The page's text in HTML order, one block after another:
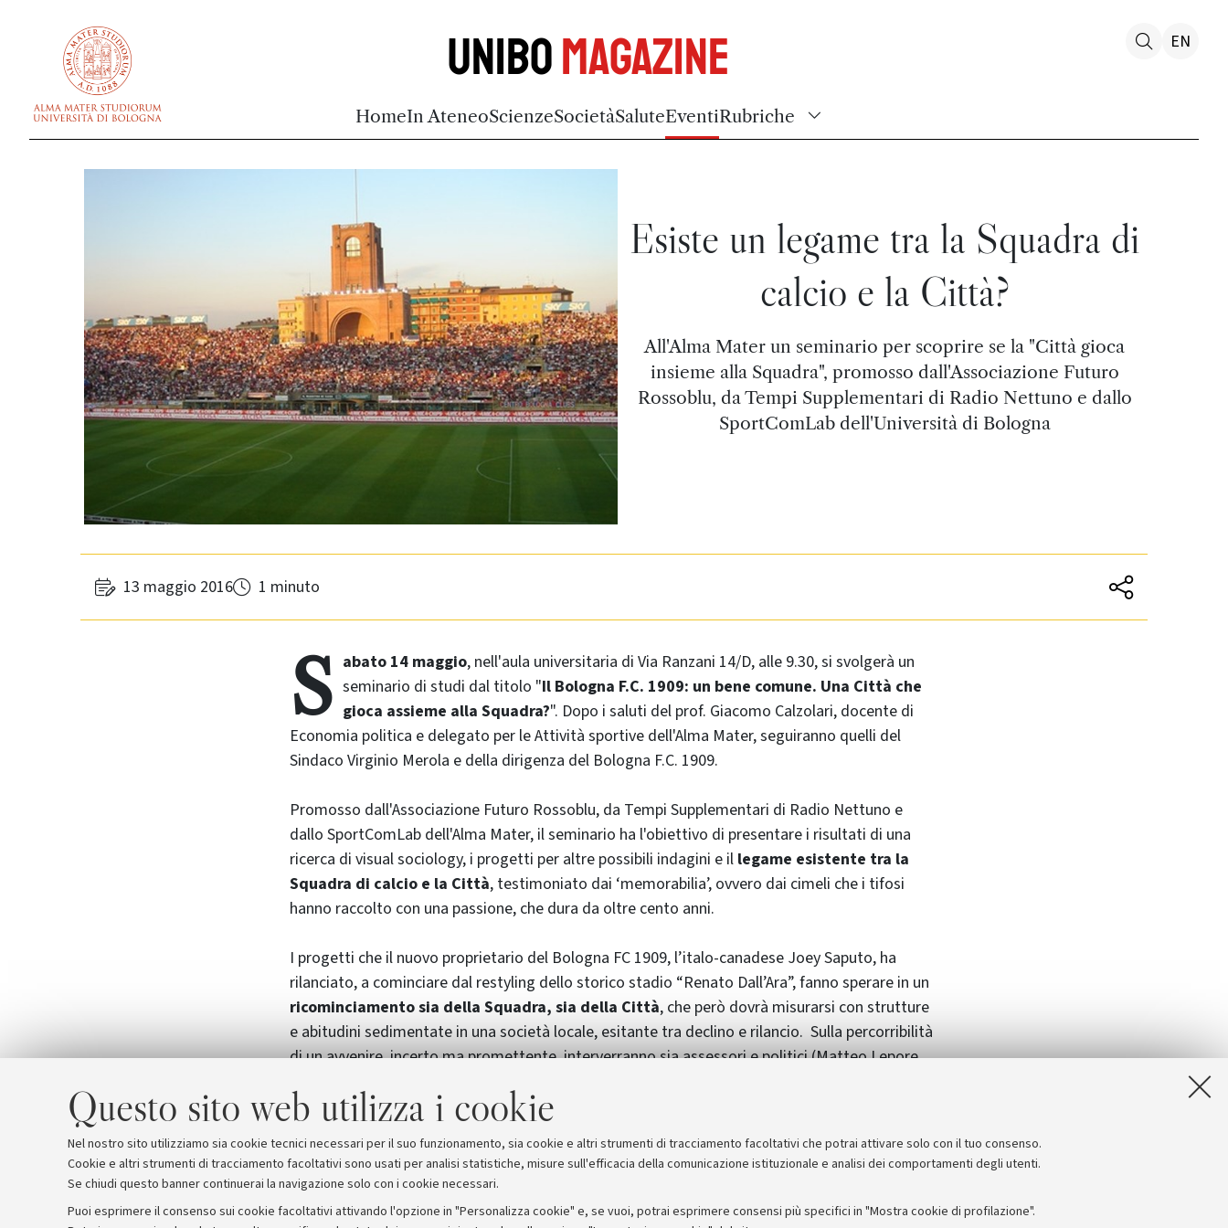
Questo sito web utilizza i cookie
Nel nostro sito utilizziamo sia cookie tecnici necessari per il suo funzionamento, sia cookie e altri strumenti di tracciamento facoltativi che potrai attivare solo con il tuo consenso.
Cookie e altri strumenti di tracciamento facoltativi sono usati per analisi statistiche, misure sull'efficacia della comunicazione istituzionale e analisi dei comportamenti degli utenti.
Se chiudi questo banner continuerai la navigazione solo con i cookie necessari.
Puoi esprimere il consenso sui cookie facoltativi attivando l'opzione in "Personalizza cookie" e, se vuoi, potrai esprimere consensi più specifici in "Mostra cookie di profilazione".
UniboMagazine
HomeIn AteneoScienzeSocietàSaluteEventiRubriche
EN
Esiste un legame tra la Squadra di
calcio e la Città?
All'Alma Mater un seminario per scoprire se la "Città gioca
insieme alla Squadra", promosso dall'Associazione Futuro
Rossoblu, da Tempi Supplementari di Radio Nettuno e dallo
SportComLab dell'Università di Bologna
13 maggio 2016 1 minuto
S abato 14 maggio, nell'aula universitaria di Via Ranzani 14/D, alle 9.30, si svolgerà un
seminario di studi dal titolo "Il Bologna F.C. 1909: un bene comune. Una Città che
gioca assieme alla Squadra?". Dopo i saluti del prof. Giacomo Calzolari, docente di
Economia politica e delegato per le Attività sportive dell'Alma Mater, seguiranno quelli del
Sindaco Virginio Merola e della dirigenza del Bologna F.C. 1909.
Promosso dall'Associazione Futuro Rossoblu, da Tempi Supplementari di Radio Nettuno e
dallo SportComLab dell'Alma Mater, il seminario ha l'obiettivo di presentare i risultati di una
ricerca di visual sociology, i progetti per altre possibili indagini e il legame esistente tra la
Squadra di calcio e la Città, testimoniato dai ‘memorabilia’, ovvero dai cimeli che i tifosi
hanno raccolto con una passione, che dura da oltre cento anni.
I progetti che il nuovo proprietario del Bologna FC 1909, l’italo-canadese Joey Saputo, ha
rilanciato, a cominciare dal restyling dello storico stadio “Renato Dall’Ara”, fanno sperare in un
ricominciamento sia della Squadra, sia della Città, che però dovrà misurarsi con strutture
e abitudini sedimentate in una società locale, esitante tra declino e rilancio. Sulla percorribilità
di un avvenire, incerto ma promettente, interverranno sia assessori e politici (Matteo Lepore,
Russo e Marco Bonazzi). L’incontro sarà animato da Ugo Mencherini e Vittorio Longo